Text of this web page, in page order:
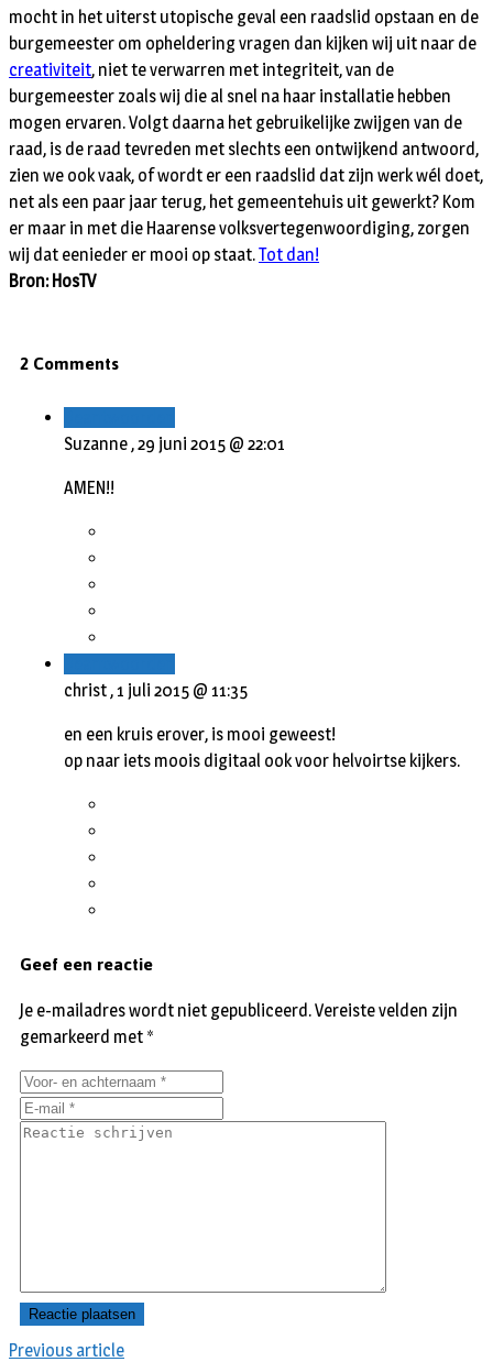
mocht in het uiterst utopische geval een raadslid opstaan en de
burgemeester om opheldering vragen dan kijken wij uit naar de
creativiteit, niet te verwarren met integriteit, van de
burgemeester zoals wij die al snel na haar installatie hebben
mogen ervaren. Volgt daarna het gebruikelijke zwijgen van de
raad, is de raad tevreden met slechts een ontwijkend antwoord,
zien we ook vaak, of wordt er een raadslid dat zijn werk wél doet,
net als een paar jaar terug, het gemeentehuis uit gewerkt? Kom
er maar in met die Haarense volksvertegenwoordiging, zorgen
wij dat eenieder er mooi op staat.Tot dan!
Bron: HosTV
Previous article
2 Comments
Suzanne ,29 juni 2015 @ 22:01
AMEN!!
christ ,1 juli 2015 @ 11:35
en een kruis erover, is mooi geweest!
op naar iets moois digitaal ook voor helvoirtse kijkers.
Geef een reactie
Je e-mailadres wordt niet gepubliceerd.Vereiste velden zijn
gemarkeerd met *